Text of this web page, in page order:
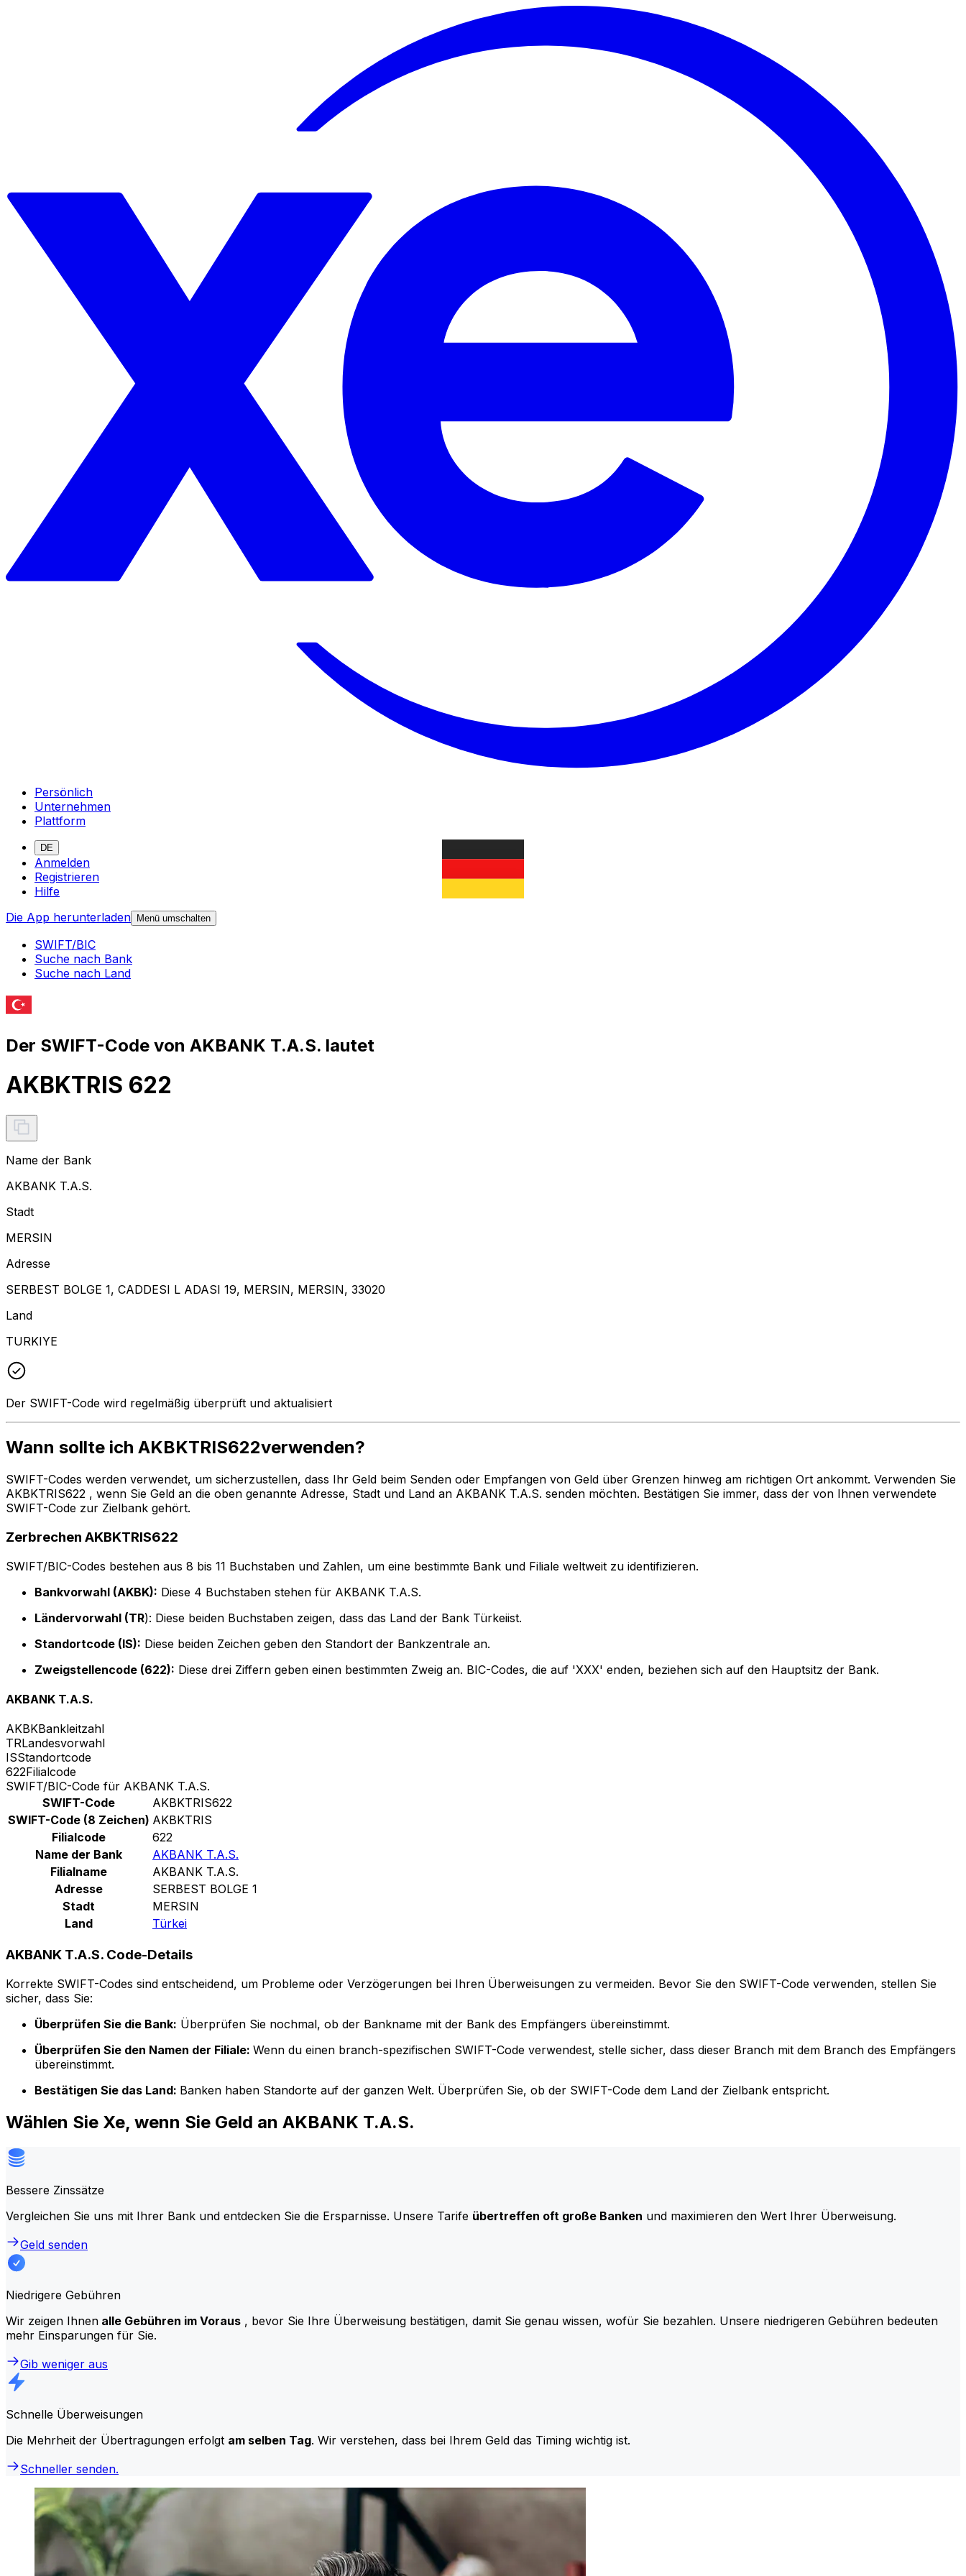
Persönlich
Unternehmen
Plattform
DE
Anmelden
Registrieren
Hilfe
Die App herunterladen Menü umschalten
SWIFT/BIC
Suche nach Bank
Suche nach Land
Der SWIFT-Code von AKBANK T.A.S. lautet
AKBKTRIS 622
Name der Bank
AKBANK T.A.S.
Stadt
MERSIN
Adresse
SERBEST BOLGE 1, CADDESI L ADASI 19, MERSIN, MERSIN, 33020
Land
TURKIYE
Der SWIFT-Code wird regelmäßig überprüft und aktualisiert
Wann sollte ich AKBKTRIS622verwenden?
SWIFT-Codes werden verwendet, um sicherzustellen, dass Ihr Geld beim Senden oder Empfangen von Geld über Grenzen hinweg am richtigen Ort ankommt. Verwenden Sie
AKBKTRIS622 , wenn Sie Geld an die oben genannte Adresse, Stadt und Land an AKBANK T.A.S. senden möchten. Bestätigen Sie immer, dass der von Ihnen verwendete
SWIFT-Code zur Zielbank gehört.
Zerbrechen AKBKTRIS622
SWIFT/BIC-Codes bestehen aus 8 bis 11 Buchstaben und Zahlen, um eine bestimmte Bank und Filiale weltweit zu identifizieren.
Bankvorwahl (AKBK): Diese 4 Buchstaben stehen für AKBANK T.A.S.
Ländervorwahl (TR): Diese beiden Buchstaben zeigen, dass das Land der Bank Türkeiist.
Standortcode (IS): Diese beiden Zeichen geben den Standort der Bankzentrale an.
Zweigstellencode (622): Diese drei Ziffern geben einen bestimmten Zweig an. BIC-Codes, die auf 'XXX' enden, beziehen sich auf den Hauptsitz der Bank.
AKBANK T.A.S.
AKBKBankleitzahl
TRLandesvorwahl
ISStandortcode
622Filialcode
SWIFT/BIC-Code für AKBANK T.A.S.
SWIFT-Code
AKBKTRIS622
SWIFT-Code (8 Zeichen) AKBKTRIS
Filialcode
622
Name der Bank
AKBANK T.A.S.
Filialname
AKBANK T.A.S.
Adresse
SERBEST BOLGE 1
Stadt
MERSIN
Land
Türkei
AKBANK T.A.S. Code-Details
Korrekte SWIFT-Codes sind entscheidend, um Probleme oder Verzögerungen bei Ihren Überweisungen zu vermeiden. Bevor Sie den SWIFT-Code verwenden, stellen Sie
sicher, dass Sie:
Überprüfen Sie die Bank: Überprüfen Sie nochmal, ob der Bankname mit der Bank des Empfängers übereinstimmt.
Überprüfen Sie den Namen der Filiale: Wenn du einen branch-spezifischen SWIFT-Code verwendest, stelle sicher, dass dieser Branch mit dem Branch des Empfängers
übereinstimmt.
Bestätigen Sie das Land: Banken haben Standorte auf der ganzen Welt. Überprüfen Sie, ob der SWIFT-Code dem Land der Zielbank entspricht.
Wählen Sie Xe, wenn Sie Geld an AKBANK T.A.S.
Bessere Zinssätze
Vergleichen Sie uns mit Ihrer Bank und entdecken Sie die Ersparnisse. Unsere Tarife übertreffen oft große Banken und maximieren den Wert Ihrer Überweisung.
Geld senden
Niedrigere Gebühren
Wir zeigen Ihnen alle Gebühren im Voraus , bevor Sie Ihre Überweisung bestätigen, damit Sie genau wissen, wofür Sie bezahlen. Unsere niedrigeren Gebühren bedeuten
mehr Einsparungen für Sie.
Gib weniger aus
Schnelle Überweisungen
Die Mehrheit der Übertragungen erfolgt am selben Tag. Wir verstehen, dass bei Ihrem Geld das Timing wichtig ist.
Schneller senden.